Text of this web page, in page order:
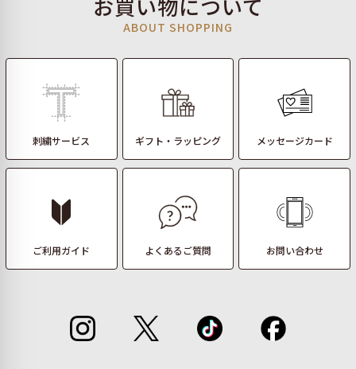
お買い物について
ABOUT SHOPPING
刺繍サービス ギフト・ラッピング メッセージカード
ご利用ガイド よくあるご質問 お問い合わせ